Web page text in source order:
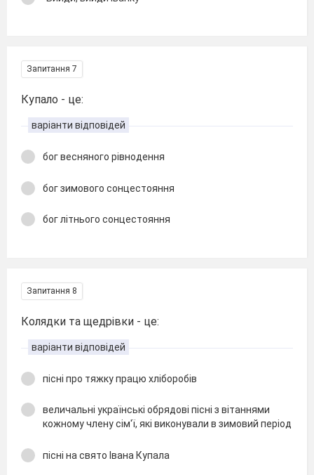
Запитання 7
Купало - це:
варіанти відповідей
бог весняного рівнодення
бог зимового сонцестояння
бог літнього сонцестояння
Запитання 8
Колядки та щедрівки - це:
варіанти відповідей
пісні про тяжку працю хліборобів
величальні українські обрядові пісні з вітаннями
кожному члену сім'ї, які виконували в зимовий період
пісні на свято Івана Купала